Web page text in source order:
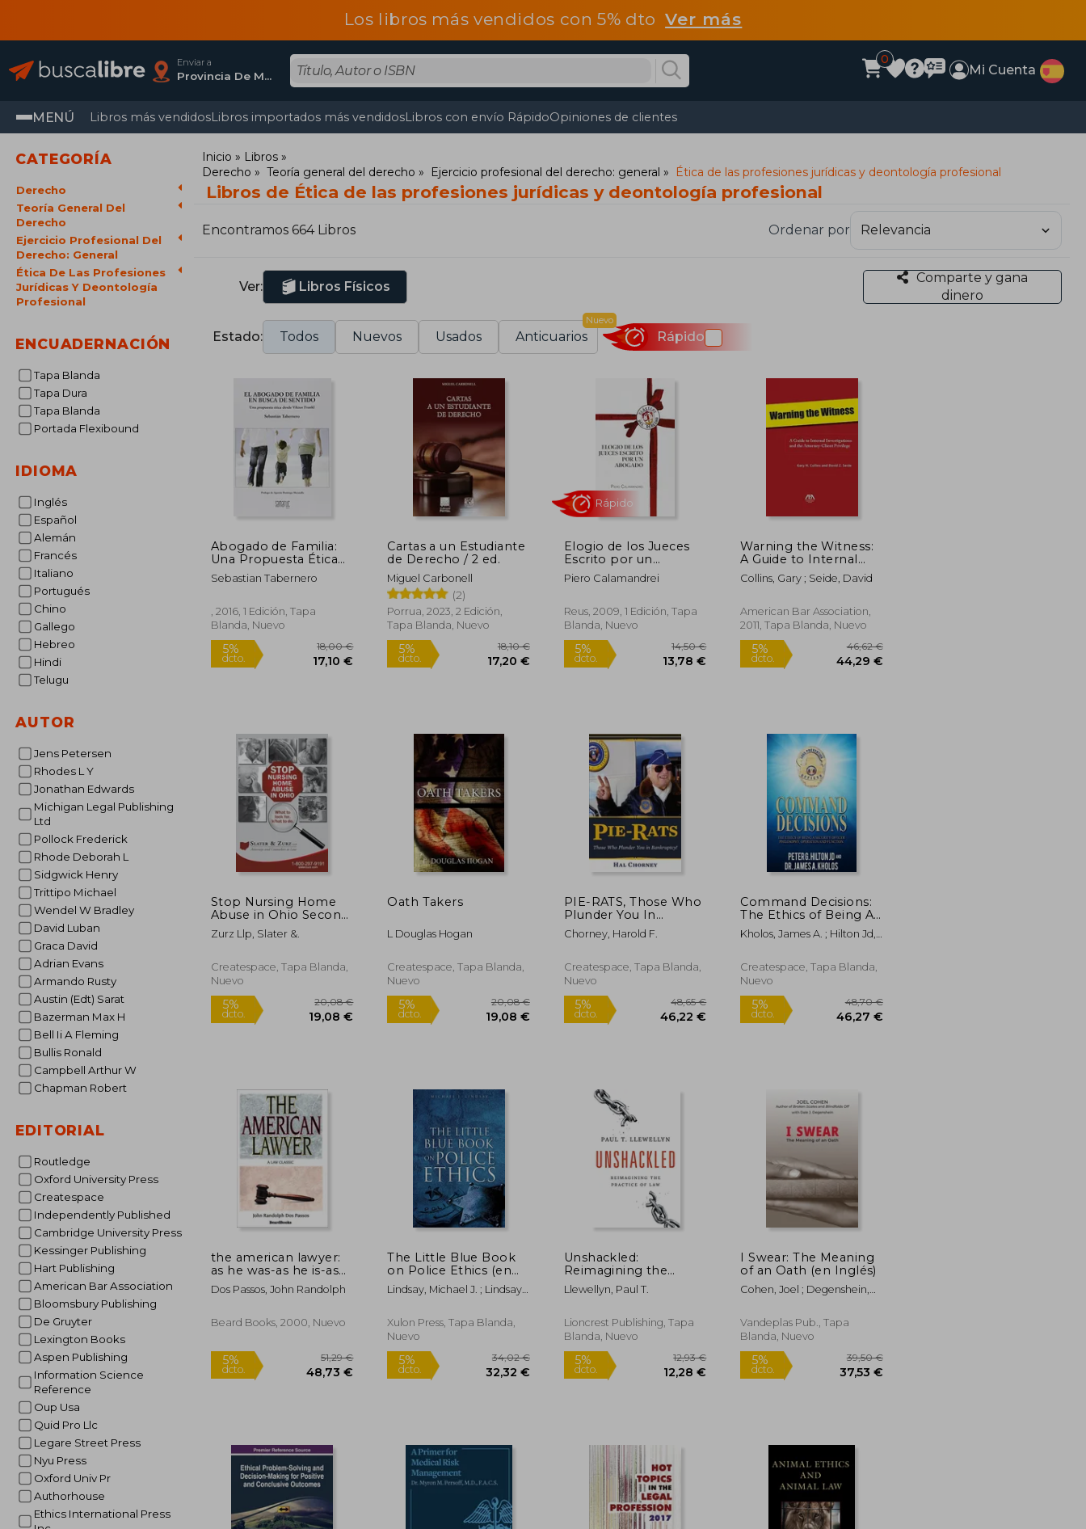
Los libros más vendidos con 5% dtoVer más
Enviar a
Provincia De Madrid
0
Mi Cuenta
MENÚ Libros más vendidosLibros importados más vendidosLibros con envío RápidoOpiniones de clientes
CATEGORÍA
Derecho
Teoría General Del
Derecho
Ejercicio Profesional Del
Derecho: General
Ética De Las Profesiones
Jurídicas Y Deontología
Profesional
ENCUADERNACIÓN
Tapa Blanda
Tapa Dura
Tapa Blanda
Portada Flexibound
IDIOMA
Inglés
Español
Alemán
Francés
Italiano
Portugués
Chino
Gallego
Hebreo
Hindi
Telugu
AUTOR
Jens Petersen
Rhodes L Y
Jonathan Edwards
Michigan Legal Publishing
Ltd
Pollock Frederick
Rhode Deborah L
Sidgwick Henry
Trittipo Michael
Wendel W Bradley
David Luban
Graca David
Adrian Evans
Armando Rusty
Austin (Edt) Sarat
Bazerman Max H
Bell Ii A Fleming
Bullis Ronald
Campbell Arthur W
Chapman Robert
EDITORIAL
Routledge
Oxford University Press
Createspace
Independently Published
Cambridge University Press
Kessinger Publishing
Hart Publishing
American Bar Association
Bloomsbury Publishing
De Gruyter
Lexington Books
Aspen Publishing
Information Science
Reference
Oup Usa
Quid Pro Llc
Legare Street Press
Nyu Press
Oxford Univ Pr
Authorhouse
Ethics International Press
Inicio
Libros
Derecho
Teoría general del derecho Ejercicio profesional del derecho: general Ética de las profesiones jurídicas y deontología profesional
Libros de Ética de las profesiones jurídicas y deontología profesional
Encontramos 664 Libros Ordenar por
Ver: Libros Físicos
Comparte y gana
dinero
Estado: Todos Nuevos Usados Anticuarios
Nuevo
Rápido
Abogado de Familia:
Una Propuesta Ética
Desde Viktor Frankl
Sebastian Tabernero
, 2016, 1 Edición, Tapa
Blanda, Nuevo
dcto.
Cartas a un Estudiante
de Derecho / 2 ed.
Miguel Carbonell
(2)
Porrua, 2023, 2 Edición,
Tapa Blanda, Nuevo
dcto.
Elogio de los Jueces
Escrito por un
Abogado
Piero Calamandrei
Reus, 2009, 1 Edición, Tapa
Blanda, Nuevo
dcto. 13,78 €
Warning the Witness:
A Guide to Internal
Investigations and the
Attorney-Client
Collins, Gary ; Seide, David
American Bar Association,
2011, Tapa Blanda, Nuevo
dcto.
Stop Nursing Home
Abuse in Ohio Second
Edition: What To Look
For. What To Do. (en
Zurz Llp, Slater &.
Createspace, Tapa Blanda,
Nuevo
5%
dcto.
Oath Takers
L Douglas Hogan
Createspace, Tapa Blanda,
Nuevo
5%
dcto.
PIE-RATS, Those Who
Plunder You In
Bankruptcy (en
Inglés)
Chorney, Harold F.
Createspace, Tapa Blanda,
Nuevo
48,65 €
Command Decisions:
The Ethics of Being A
Security Officer
Philosphy, Operation
Inglés)
Kholos, James A. ; Hilton Jd,
Createspace, Tapa Blanda,
Nuevo
dcto.
the american lawyer:
as he was-as he is-as
he can be (en Inglés)
Dos Passos, John Randolph
Beard Books, 2000, Nuevo
5%
dcto.
The Little Blue Book
on Police Ethics (en
Inglés)
Lindsay, Michael J. ; Lindsay,
Xulon Press, Tapa Blanda,
Nuevo
dcto.
Unshackled:
Reimagining the
Practice of law (en
Inglés)
Llewellyn, Paul T.
Lioncrest Publishing, Tapa
Blanda, Nuevo
5%
dcto.
12,93 €
12,28 €
I Swear: The Meaning
of an Oath (en Inglés)
Cohen, Joel ; Degenshein,
Vandeplas Pub., Tapa
Blanda, Nuevo
5%
dcto.